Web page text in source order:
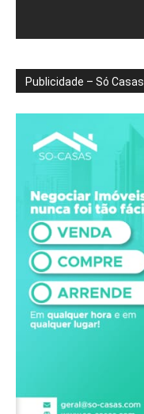
Publicidade – Só Casas